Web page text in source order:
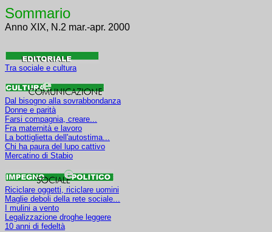
Sommario
Anno XIX, N.2 mar.-apr. 2000
Tra sociale e cultura
Dal bisogno alla sovrabbondanza
Donne e parità
Farsi compagnia, creare...
Fra maternità e lavoro
La bottiglietta dell'autostima...
Chi ha paura del lupo cattivo
Mercatino di Stabio
Maglie deboli della rete sociale...
I mulini a vento
Legalizzazione droghe leggere
10 anni di fedeltà